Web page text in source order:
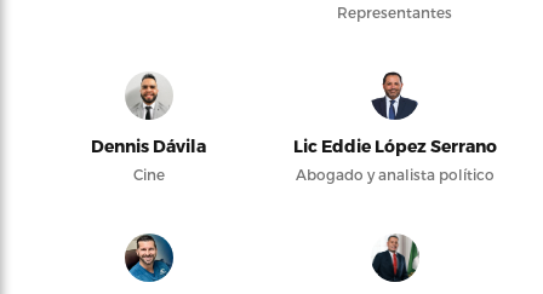
Representantes
Dennis Dávila
Cine
Lic Eddie López Serrano
Abogado y analista político